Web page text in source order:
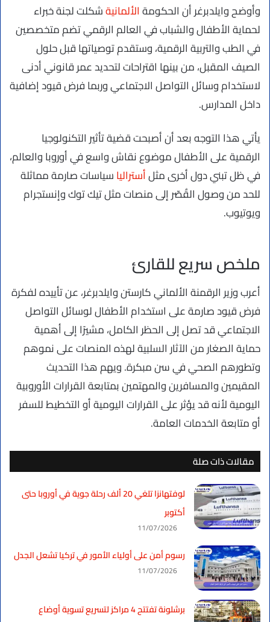
وأوضح وايلدبرغر أن الحكومةالألمانيةشكلت لجنة خبراء
لحماية الأطفال والشباب في العالم الرقمي تضم متخصصين
في الطب والتربية الرقمية، وستقدم توصياتها قبل حلول
الصيف المقبل، من بينها اقتراحات لتحديد عمر قانوني أدنى
لاستخدام وسائل التواصل الاجتماعي وربما فرض قيود إضافية
داخل المدارس.
يأتي هذا التوجه بعد أن أصبحت قضية تأثير التكنولوجيا
الرقمية على الأطفال موضوع نقاش واسع في أوروبا والعالم،
في ظل تبني دول أخرى مثلأسترالياسياسات صارمة مماثلة
للحد من وصول القُصّر إلى منصات مثل تيك توك وإنستجرام
ويوتيوب.
ملخص سريع للقارئ
أعرب وزير الرقمنة الألماني كارستن وايلدبرغر، عن تأييده لفكرة
فرض قيود صارمة على استخدام الأطفال لوسائل التواصل
الاجتماعي قد تصل إلى الحظر الكامل، مشيرًا إلى أهمية
حماية الصغار من الآثار السلبية لهذه المنصات على نموهم
وتطورهم الصحي في سن مبكرة. ويهم هذا التحديث
المقيمين والمسافرين والمهتمين بمتابعة القرارات الأوروبية
اليومية لأنه قد يؤثر على القرارات اليومية أو التخطيط للسفر
أو متابعة الخدمات العامة.
مقالات ذات صلة
لوفتهانزا تلغي 20 ألف رحلة جوية في أوروبا حتى
أكتوبر
11/07/2026
رسوم أمن على أولياء الأمور في تركيا تشعل الجدل
11/07/2026
برشلونة تفتتح 4 مراكز لتسريع تسوية أوضاع